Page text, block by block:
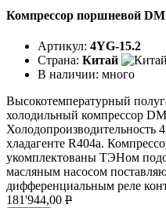
Компрессор поршневой
Артикул: 4YG-15.2
Страна: Китай
В наличии: много
Высокотемпературный
холодильный компрессор
Холодопроизводительность
хладагенте R404a.
укомплектованы ТЭНом
масляным насосом
дифференциальным реле
181'944,00 P